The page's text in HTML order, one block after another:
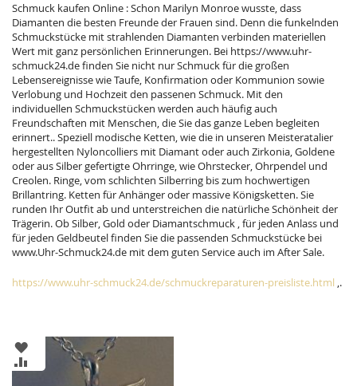
Schmuck kaufen Online : Schon Marilyn Monroe wusste, dass
Diamanten die besten Freunde der Frauen sind. Denn die funkelnden
Schmuckstücke mit strahlenden Diamanten verbinden materiellen
Wert mit ganz persönlichen Erinnerungen. Bei https://www.uhr-
schmuck24.de finden Sie nicht nur Schmuck für die großen
Lebensereignisse wie Taufe, Konfirmation oder Kommunion sowie
Verlobung und Hochzeit den passenen Schmuck. Mit den
individuellen Schmuckstücken werden auch häufig auch
Freundschaften mit Menschen, die Sie das ganze Leben begleiten
erinnert.. Speziell modische Ketten, wie die in unseren Meisteratalier
hergestellten Nyloncolliers mit Diamant oder auch Zirkonia, Goldene
oder aus Silber gefertigte Ohrringe, wie Ohrstecker, Ohrpendel und
Creolen. Ringe, vom schlichten Silberring bis zum hochwertigen
Brillantring. Ketten für Anhänger oder massive Königsketten. Sie
runden Ihr Outfit ab und unterstreichen die natürliche Schönheit der
Trägerin. Ob Silber, Gold oder Diamantschmuck , für jeden Anlass und
für jeden Geldbeutel finden Sie die passenden Schmuckstücke bei
www.Uhr-Schmuck24.de mit dem guten Service auch im After Sale.
https://www.uhr-schmuck24.de/schmuckreparaturen-preisliste.html ,.
ZUR
WUNSCHLISTE
HINZUFÜGEN
ZUR
VERGLEICHSLISTE